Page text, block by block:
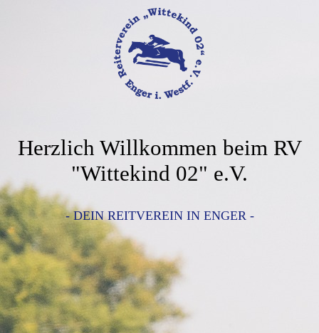
Herzlich Willkommen beim RV
"Wittekind 02" e.V.
- DEIN REITVEREIN IN ENGER -